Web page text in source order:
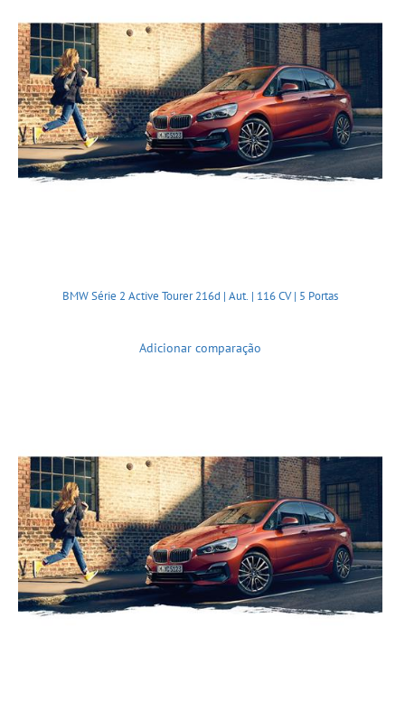
BMW Série 2 Active Tourer 216d | Aut. | 116 CV | 5 Portas
Adicionar comparação